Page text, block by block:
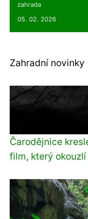
zahrada
05. 02. 2026
Zahradní novinky
Čarodějnice
film, který